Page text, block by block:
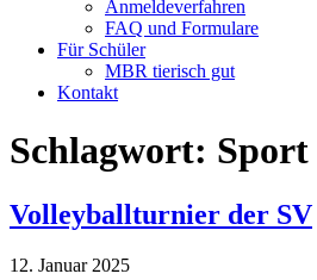
Anmeldeverfahren
FAQ und Formulare
Für Schüler
MBR tierisch gut
Kontakt
Schlagwort: Sport
Volleyballturnier der SV
12. Januar 2025